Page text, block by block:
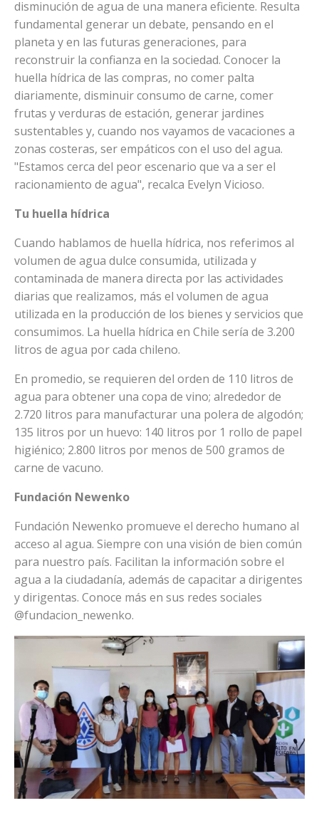
disminución de agua de una manera eficiente. Resulta
fundamental generar un debate, pensando en el
planeta y en las futuras generaciones, para
reconstruir la confianza en la sociedad. Conocer la
huella hídrica de las compras, no comer palta
diariamente, disminuir consumo de carne, comer
frutas y verduras de estación, generar jardines
sustentables y, cuando nos vayamos de vacaciones a
zonas costeras, ser empáticos con el uso del agua.
"Estamos cerca del peor escenario que va a ser el
racionamiento de agua", recalca Evelyn Vicioso.
Tu huella hídrica
Cuando hablamos de huella hídrica, nos referimos al
volumen de agua dulce consumida, utilizada y
contaminada de manera directa por las actividades
diarias que realizamos, más el volumen de agua
utilizada en la producción de los bienes y servicios que
consumimos. La huella hídrica en Chile sería de 3.200
litros de agua por cada chileno.
En promedio, se requieren del orden de 110 litros de
agua para obtener una copa de vino; alrededor de
2.720 litros para manufacturar una polera de algodón;
135 litros por un huevo: 140 litros por 1 rollo de papel
higiénico; 2.800 litros por menos de 500 gramos de
carne de vacuno.
Fundación Newenko
Fundación Newenko promueve el derecho humano al
acceso al agua. Siempre con una visión de bien común
para nuestro país. Facilitan la información sobre el
agua a la ciudadanía, además de capacitar a dirigentes
y dirigentas. Conoce más en sus redes sociales
@fundacion_newenko.